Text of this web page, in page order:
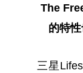
The
的特性
三星